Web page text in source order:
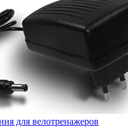
для велотренажеров